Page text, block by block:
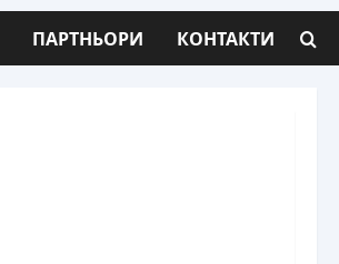
ПАРТНЬОРИ КОНТАКТИ